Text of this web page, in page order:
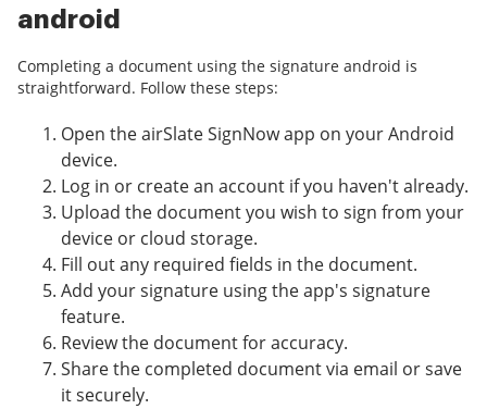
android
Completing a document using the signature android is
straightforward. Follow these steps:
Open the airSlate SignNow app on your Android
device.
Log in or create an account if you haven't already.
Upload the document you wish to sign from your
device or cloud storage.
Fill out any required fields in the document.
Add your signature using the app's signature
feature.
Review the document for accuracy.
Share the completed document via email or save
it securely.